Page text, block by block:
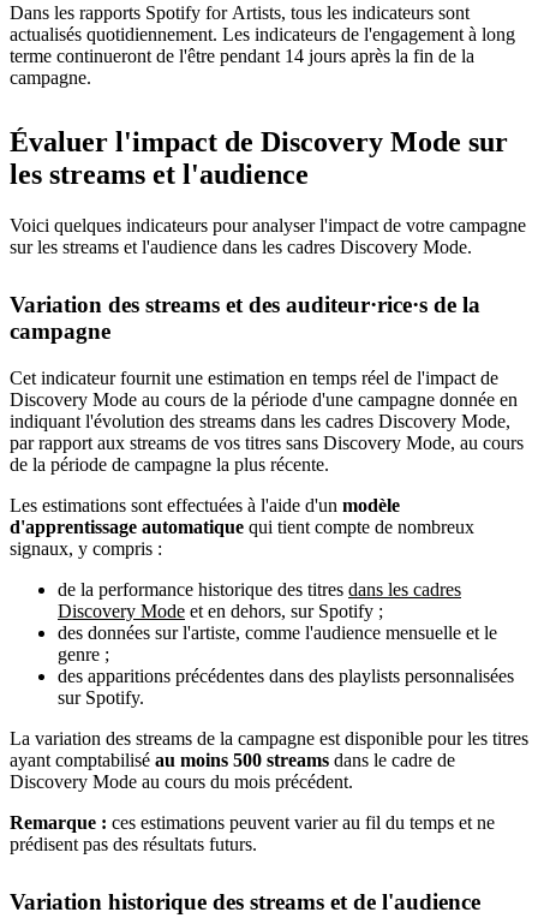
Dans les rapports Spotify for Artists, tous les indicateurs sont
actualisés quotidiennement. Les indicateurs de l'engagement à long
terme continueront de l'être pendant 14 jours après la fin de la
campagne.
Évaluer l'impact de Discovery Mode sur
les streams et l'audience
Voici quelques indicateurs pour analyser l'impact de votre campagne
sur les streams et l'audience dans les cadres Discovery Mode.
Variation des streams et des auditeur·rice·s de la
campagne
Cet indicateur fournit une estimation en temps réel de l'impact de
Discovery Mode au cours de la période d'une campagne donnée en
indiquant l'évolution des streams dans les cadres Discovery Mode,
par rapport aux streams de vos titres sans Discovery Mode, au cours
de la période de campagne la plus récente.
Les estimations sont effectuées à l'aide d'un modèle
d'apprentissage automatique qui tient compte de nombreux
signaux, y compris :
de la performance historique des titres dans les cadres
Discovery Mode et en dehors, sur Spotify ;
des données sur l'artiste, comme l'audience mensuelle et le
genre ;
des apparitions précédentes dans des playlists personnalisées
sur Spotify.
La variation des streams de la campagne est disponible pour les titres
ayant comptabilisé au moins 500 streams dans le cadre de
Discovery Mode au cours du mois précédent.
Remarque : ces estimations peuvent varier au fil du temps et ne
prédisent pas des résultats futurs.
Variation historique des streams et de l'audience